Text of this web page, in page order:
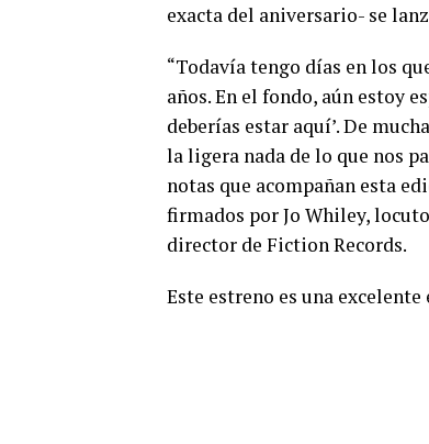
exacta del aniversario- se
“Todavía tengo días en los
años. En el fondo, aún estoy
deberías estar aquí’. De
la ligera nada de lo que nos
notas que acompañan esta
firmados por Jo Whiley,
director de Fiction Records.
Este estreno es una